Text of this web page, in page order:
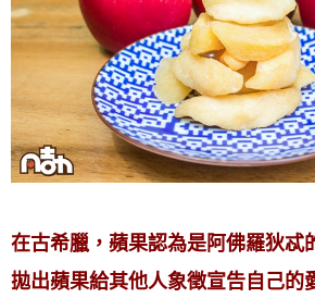
在古希臘，蘋果認為是阿佛羅狄忒
拋出蘋果給其他人象徵宣告自己的